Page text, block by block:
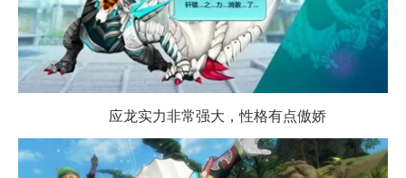
应龙实力非常强大，性格有点傲娇